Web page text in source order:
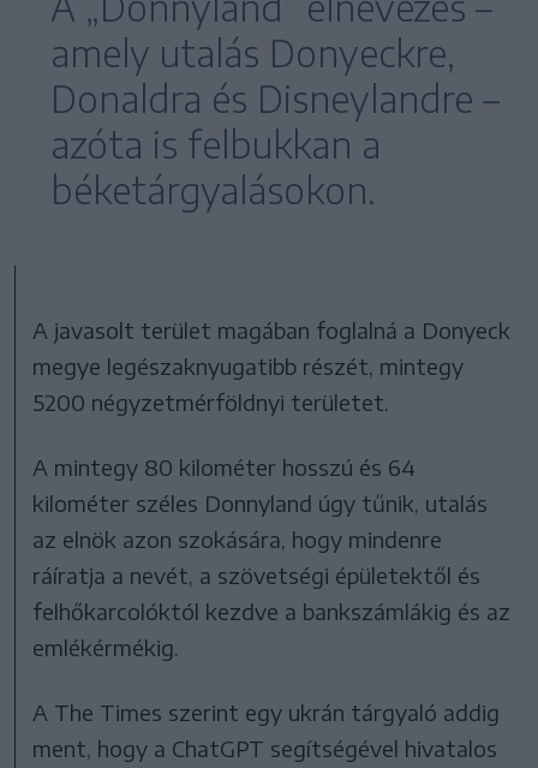
amely utalás Donyeckre,
Donaldra és Disneylandre –
azóta is felbukkan a
béketárgyalásokon.
A javasolt terület magában foglalná a Donyeck
megye legészaknyugatibb részét, mintegy
5200 négyzetmérföldnyi területet.
A mintegy 80 kilométer hosszú és 64
kilométer széles Donnyland úgy tűnik, utalás
az elnök azon szokására, hogy mindenre
ráíratja a nevét, a szövetségi épületektől és
felhőkarcolóktól kezdve a bankszámlákig és az
emlékérmékig.
A The Times szerint egy ukrán tárgyaló addig
ment, hogy a ChatGPT segítségével hivatalos